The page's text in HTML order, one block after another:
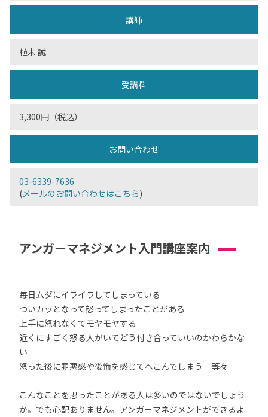
講師
植木 誠
受講料
3,300円（税込）
お問い合わせ
03-6339-7636
(メールのお問い合わせはこちら)
アンガーマネジメント入門講座案内
毎日ムダにイライラしてしまっている
ついカッとなって怒ってしまったことがある
上手に怒れなくてモヤモヤする
近くにすごく怒る人がいてどう付き合っていいのかわらかな
い
怒った後に罪悪感や後悔を感じてへこんでしまう 等々
こんなことを思ったことがある人は多いのではないでしょう
か。でも心配ありません。アンガーマネジメントができるよ